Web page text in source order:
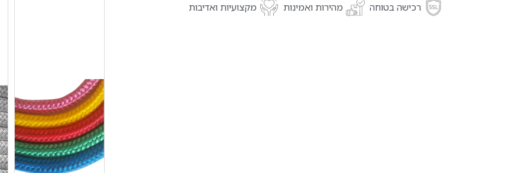
רכישה בטוחה מהירות ואמינות מקצועיות ואדיבות